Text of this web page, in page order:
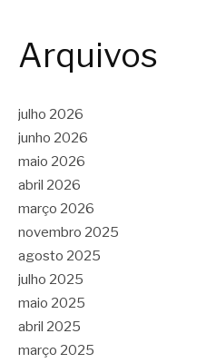
Arquivos
julho 2026
junho 2026
maio 2026
abril 2026
março 2026
novembro 2025
agosto 2025
julho 2025
maio 2025
abril 2025
março 2025